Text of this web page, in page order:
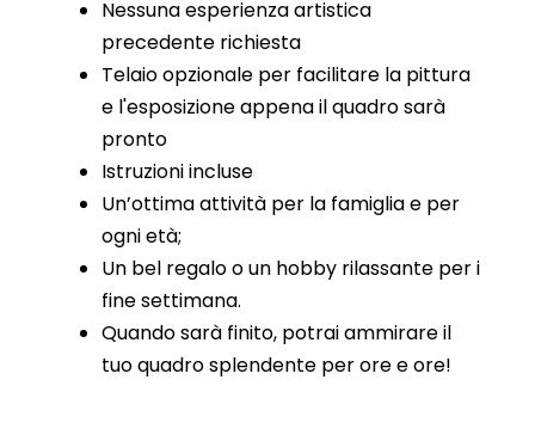
Nessuna esperienza artistica
precedente richiesta
Telaio opzionale per facilitare la pittura
e l'esposizione appena il quadro sarà
pronto
Istruzioni incluse
Un’ottima attività per la famiglia e per
ogni età;
Un bel regalo o un hobby rilassante per i
fine settimana.
Quando sarà finito, potrai ammirare il
tuo quadro splendente per ore e ore!